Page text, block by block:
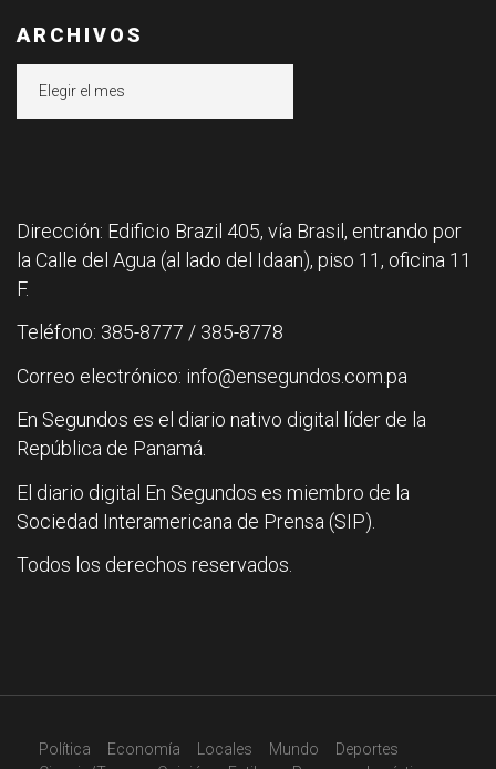
ARCHIVOS
Dirección: Edificio Brazil 405, vía Brasil, entrando por
la Calle del Agua (al lado del Idaan), piso 11, oficina 11
F.
Teléfono: 385-8777 / 385-8778
Correo electrónico: info@ensegundos.com.pa
En Segundos es el diario nativo digital líder de la
República de Panamá.
El diario digital En Segundos es miembro de la
Sociedad Interamericana de Prensa (SIP).
Todos los derechos reservados.
Política Economía Locales Mundo
Deportes